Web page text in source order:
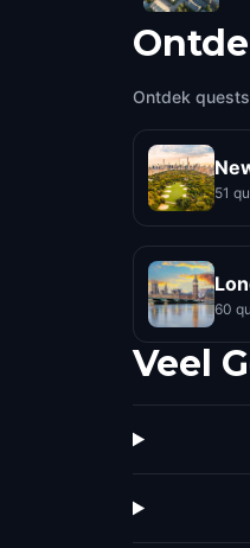
Ontdek
51
60
Veel